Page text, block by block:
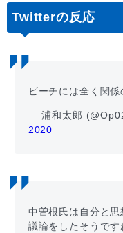
Twitterの反応
ビーチには全く関
— 浦和太郎
2020
中曽根氏は自分と
議論をしたそうで